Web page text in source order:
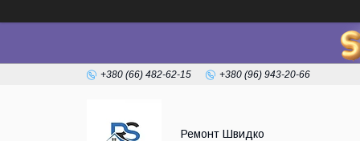
+380 (66) 482-62-15 +380 (96) 943-20-66
Ремонт Швидко